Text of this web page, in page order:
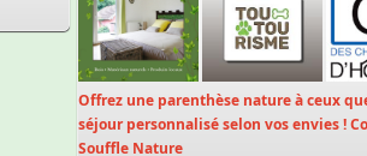
Offrez une parenthèse nature à ceux
séjour personnalisé selon vos envies !
Souffle Nature